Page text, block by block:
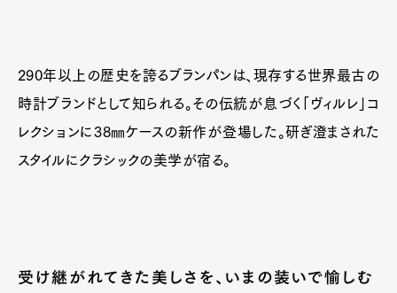
290年以上の歴史を誇るブランパンは、現存する世界最古の
時計ブランドとして知られる。その伝統が息づく「ヴィルレ」コ
レクションに38㎜ケースの新作が登場した。研ぎ澄まされた
スタイルにクラシックの美学が宿る。
受け継がれてきた美しさを、いまの装いで愉しむ